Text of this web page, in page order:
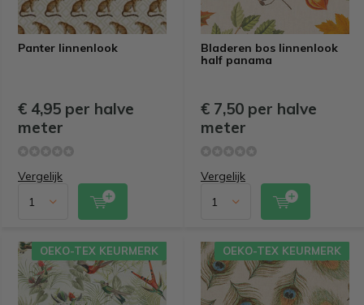
Panter linnenlook
€ 4,95 per halve
meter
Vergelijk
Bladeren bos linnenlook
half panama
€ 7,50 per halve
meter
Vergelijk
OEKO-TEX KEURMERK OEKO-TEX KEURMERK